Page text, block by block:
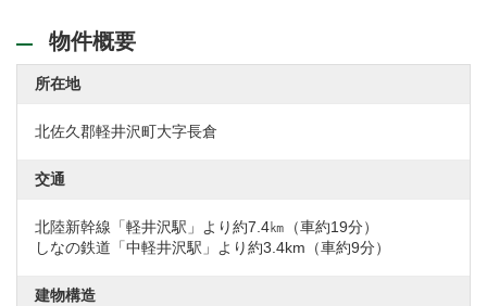
物件概要
所在地
北佐久郡軽井沢町大字長倉
交通
北陸新幹線「軽井沢駅」より約7.4㎞（車約19分）
しなの鉄道「中軽井沢駅」より約3.4km（車約9分）
建物構造